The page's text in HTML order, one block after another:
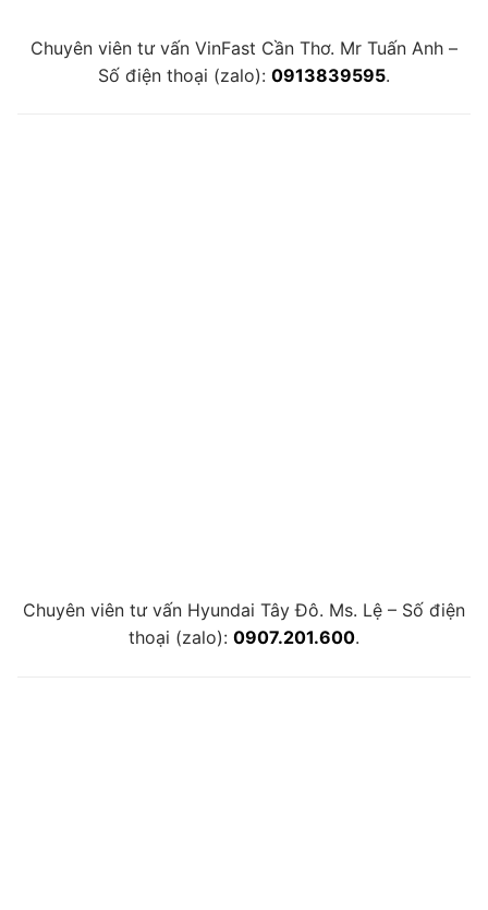
Chuyên viên tư vấn VinFast Cần Thơ. Mr Tuấn Anh –
Số điện thoại (zalo): 0913839595.
Chuyên viên tư vấn Hyundai Tây Đô. Ms. Lệ – Số điện
thoại (zalo): 0907.201.600.